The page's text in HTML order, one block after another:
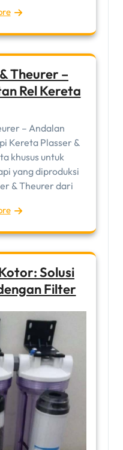
Theurer –
Rel Kereta
– Andalan
Kereta Plasser &
khusus untuk
yang diproduksi
& Theurer dari
Solusi
Filter